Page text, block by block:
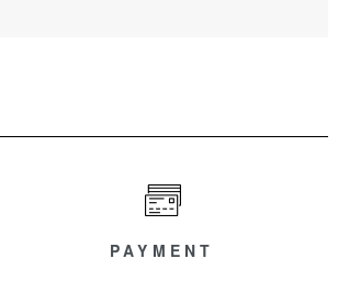
PAYMENT